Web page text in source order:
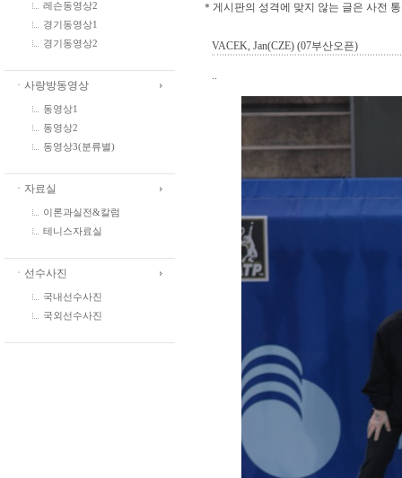
레슨동영상2
경기동영상1
경기동영상2
ㆍ사랑방동영상
동영상1
동영상2
동영상3(분류별)
ㆍ자료실
이론과실전&칼럼
테니스자료실
ㆍ선수사진
국내선수사진
국외선수사진
＊게시판의 성격에 맞지 않는 글은 사전
VACEK, Jan(CZE) (07부산오픈)
..